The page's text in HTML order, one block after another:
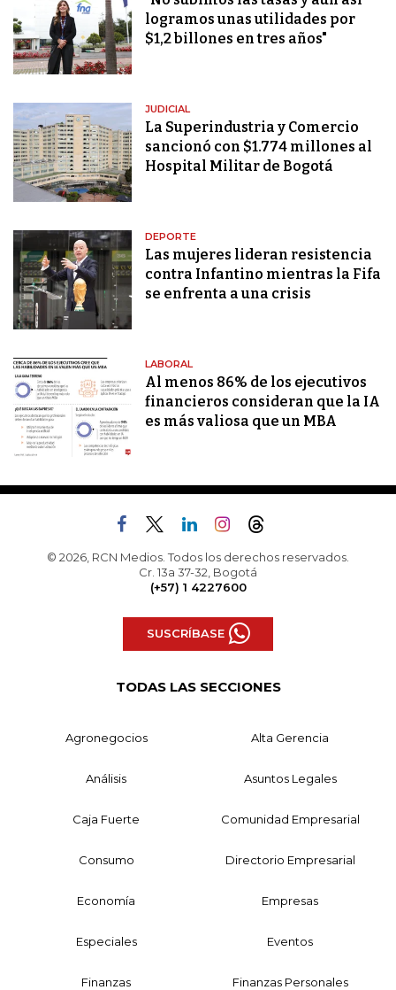
logramos unas utilidades por
$1,2 billones en tres años"
JUDICIAL
La Superindustria y Comercio
sancionó con $1.774 millones al
Hospital Militar de Bogotá
DEPORTE
Las mujeres lideran resistencia
contra Infantino mientras la Fifa
se enfrenta a una crisis
LABORAL
Al menos 86% de los ejecutivos
financieros consideran que la IA
es más valiosa que un MBA
© 2026, RCN Medios. Todos los derechos reservados.
Cr. 13a 37-32, Bogotá
(+57) 1 4227600
SUSCRÍBASE
TODAS LAS SECCIONES
Agronegocios Alta Gerencia
Análisis Asuntos Legales
Caja Fuerte Comunidad Empresarial
Consumo Directorio Empresarial
Economía Empresas
Especiales Eventos
Finanzas Finanzas Personales